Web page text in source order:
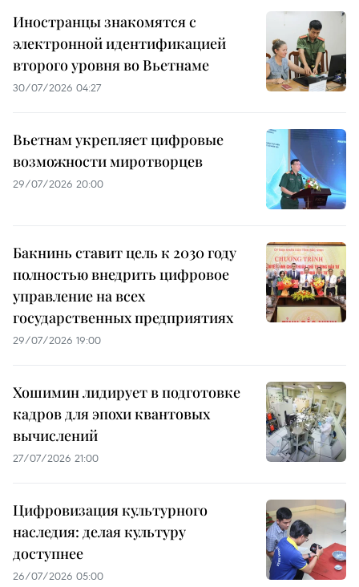
Иностранцы знакомятся с
электронной идентификацией
второго уровня во Вьетнаме
30/07/2026 04:27
Вьетнам укрепляет цифровые
возможности миротворцев
29/07/2026 20:00
Бакнинь ставит цель к 2030 году
полностью внедрить цифровое
управление на всех
государственных предприятиях
29/07/2026 19:00
Хошимин лидирует в подготовке
кадров для эпохи квантовых
вычислений
27/07/2026 21:00
Цифровизация культурного
наследия: делая культуру
доступнее
26/07/2026 05:00